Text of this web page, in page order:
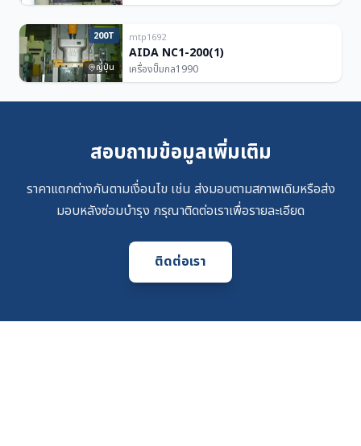
200T
ญี่ปุ่น
mtp1692
AIDA NC1-200(1)
เครื่องปั๊มกล1990
สอบถามข้อมูลเพิ่มเติม
ราคาแตกต่างกันตามเงื่อนไข เช่น ส่งมอบตามสภาพเดิมหรือส่ง
มอบหลังซ่อมบำรุง กรุณาติดต่อเราเพื่อรายละเอียด
ติดต่อเรา